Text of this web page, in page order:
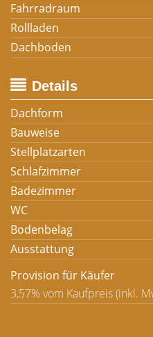
Fahrradraum
Rollladen
Dachboden
Details
Dachform
Bauweise
Stellplatzarten
Schlafzimmer
Badezimmer
WC
Bodenbelag
Ausstattung
Provision für Käufer
3,57% vom Kaufpreis (inkl.